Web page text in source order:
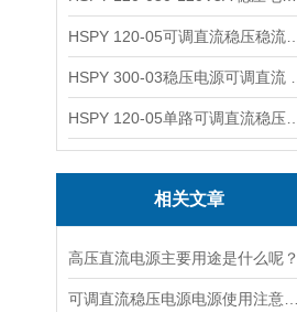
相关文章
高压直流电源主要用途是什么呢？